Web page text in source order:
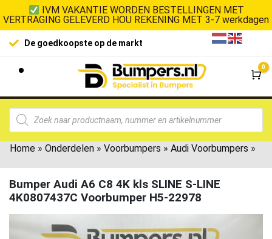
IVM VAKANTIE WORDEN BESTELLINGEN MET
VERTRAGING GELEVERD HOU REKENING MET 3-7 werkdagen
De goedkoopste op de markt
0
Home » Onderdelen » Voorbumpers » Audi Voorbumpers »
Bumper Audi A6 C8 4K kls SLINE S-LINE
4K0807437C Voorbumper H5-22978